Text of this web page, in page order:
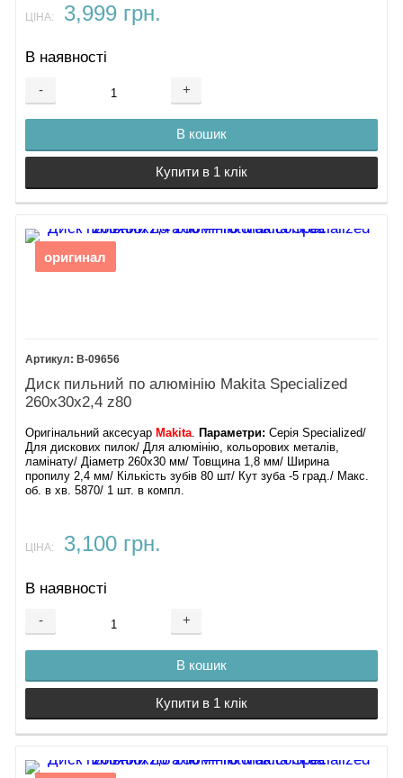
ЦІНА: 3,999 грн.
В наявності
- +
В кошик
Купити в 1 клік
оригинал
B-09656
Диск пильний по алюмінію Makita Specialized
260х30х2,4 z80
Оригінальний аксесуар Makita Параметри: Серія Specialized/
Для дискових пилок/ Для алюмінію, кольорових металів,
ламінату/ Діаметр 260х30 мм/ Товщина 1,8 мм/ Ширина
пропилу 2,4 мм/ Кількість зубів 80 шт/ Кут зуба -5 град./ Макс.
об. в хв. 5870/ 1 шт. в компл.
ЦІНА: 3,100 грн.
В наявності
- +
В кошик
Купити в 1 клік